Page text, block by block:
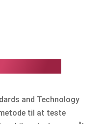
and Technology
til at teste